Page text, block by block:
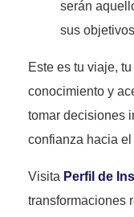
serán
sus
Este es tu viaje,
conocimiento y
tomar decisiones
confianza hacia
Visita Perfil de
transformaciones